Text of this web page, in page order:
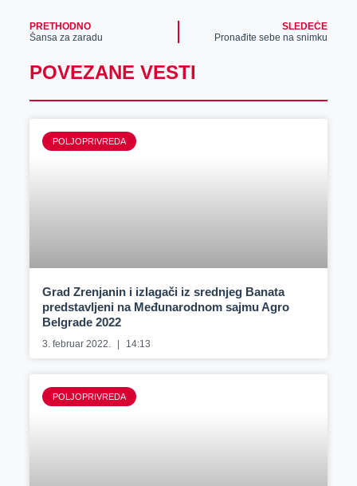
PRETHODNO
Šansa za zaradu
SLEDEĆE
Pronađite sebe na snimku
POVEZANE VESTI
POLJOPRIVREDA
Grad Zrenjanin i izlagači iz srednjeg Banata
predstavljeni na Međunarodnom sajmu Agro
Belgrade 2022
3. februar 2022. 14:13
POLJOPRIVREDA